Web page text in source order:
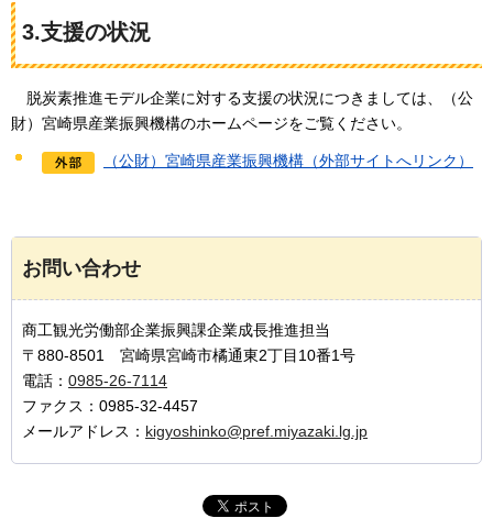
3.支援の状況
脱炭素推進モデル企業に対する支援の状況につきましては、（公
財）宮崎県産業振興機構のホームページをご覧ください。
（公財）宮崎県産業振興機構（外部サイトへリンク）
お問い合わせ
商工観光労働部企業振興課企業成長推進担当
〒880-8501 宮崎県宮崎市橘通東2丁目10番1号
電話： 0985-26-7114
ファクス：0985-32-4457
メールアドレス： kigyoshinko@pref.miyazaki.lg.jp